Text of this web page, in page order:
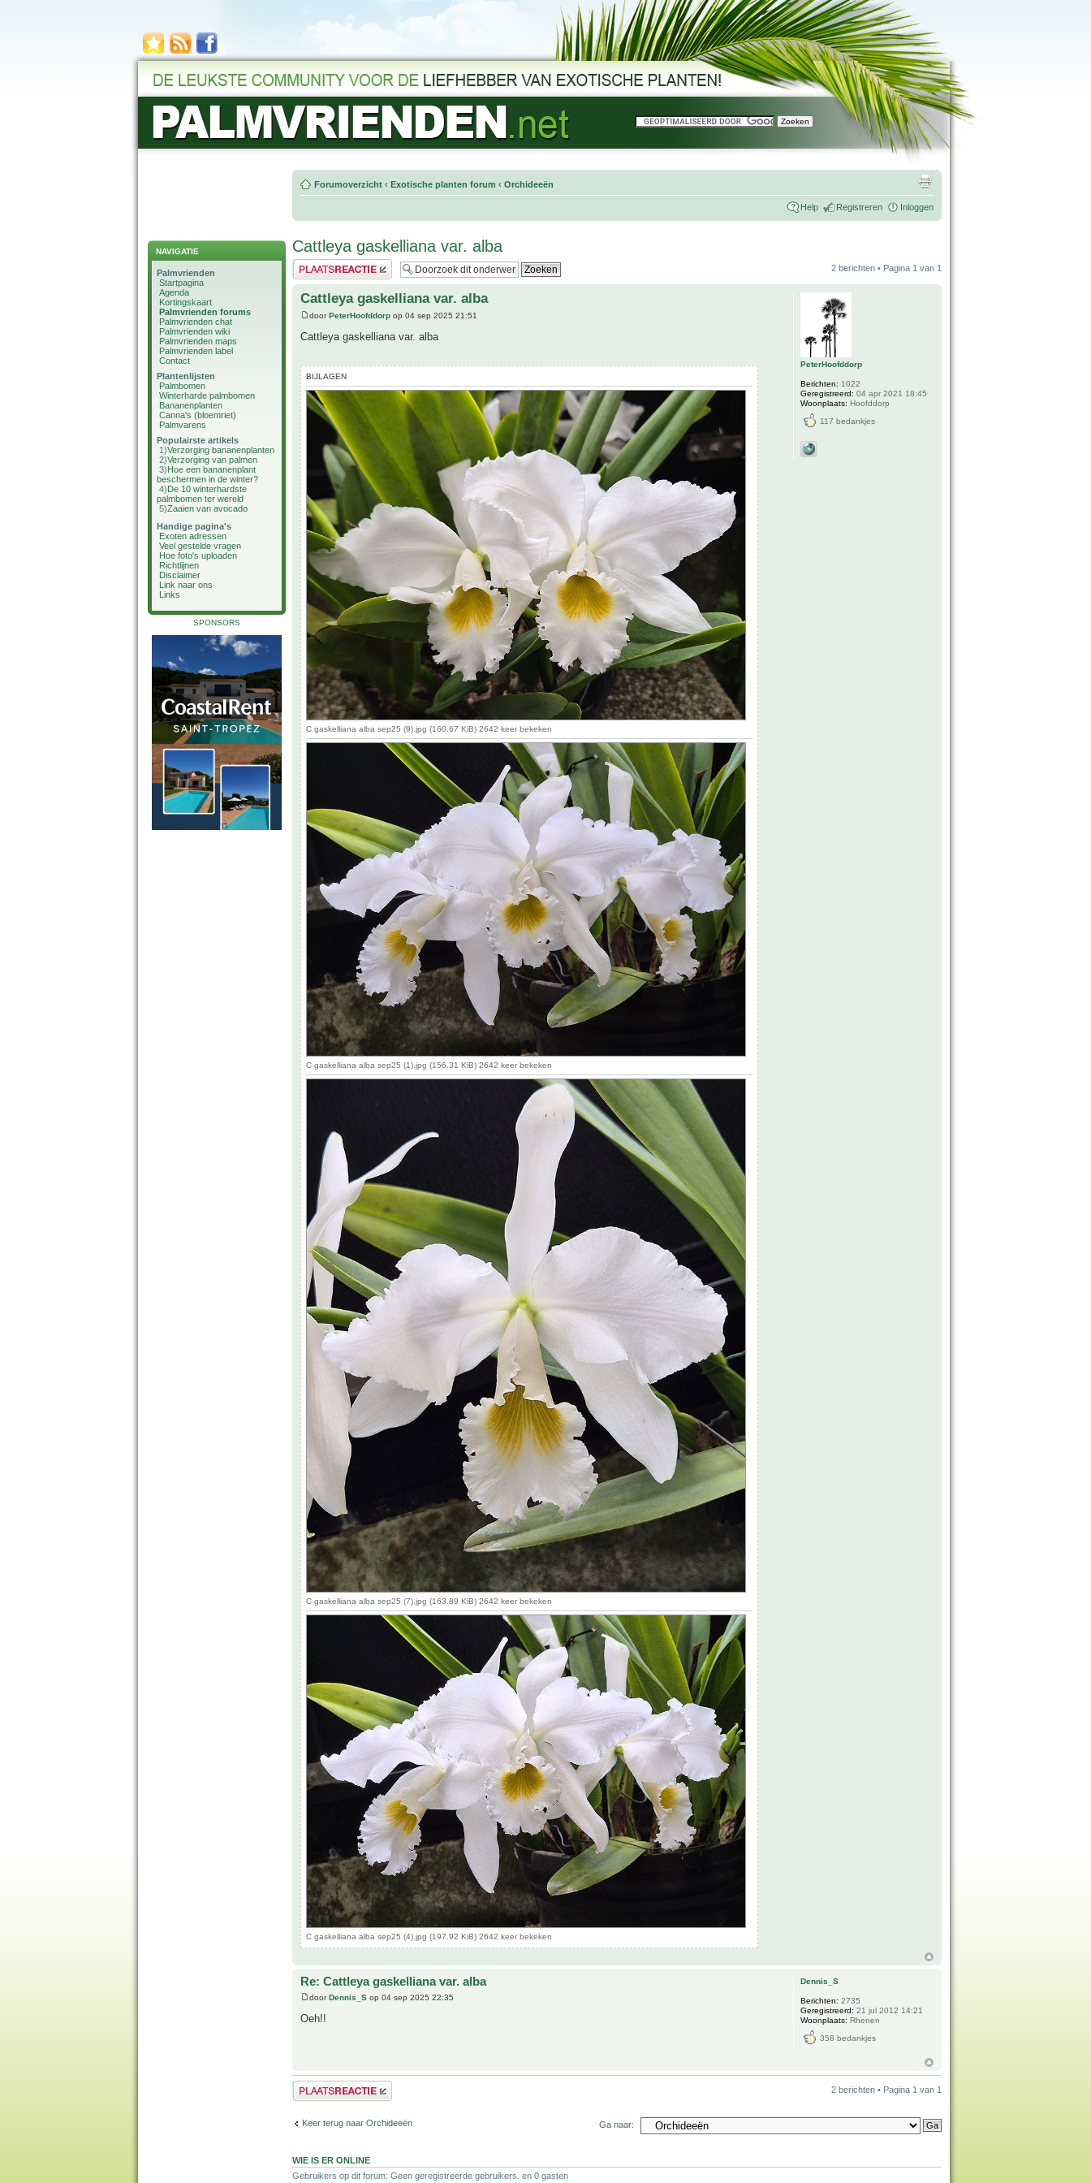
NAVIGATIE
Palmvrienden
Startpagina
Agenda
Kortingskaart
Palmvrienden forums
Palmvrienden chat
Palmvrienden wiki
Palmvrienden maps
Palmvrienden label
Contact
Plantenlijsten
Palmbomen
Winterharde palmbomen
Bananenplanten
Canna's (bloemriet)
Palmvarens
Populairste artikels
1)Verzorging bananenplanten
2)Verzorging van palmen
3)Hoe een bananenplant
beschermen in de winter?
4)De 10 winterhardste
palmbomen ter wereld
5)Zaaien van avocado
Handige pagina's
Exoten adressen
Veel gestelde vragen
Hoe foto's uploaden
Richtlijnen
Disclaimer
Link naar ons
Links
SPONSORS
Forumoverzicht ‹ Exotische planten forum ‹ Orchideeën
Help Registreren Inloggen
Cattleya gaskelliana var. alba
Plaats een reactie 2 berichten • Pagina 1 van 1
Cattleya gaskelliana var. alba
doorPeterHoofddorp op 04 sep 2025 21:51
Cattleya gaskelliana var. alba
BIJLAGEN
C gaskelliana alba sep25 (9).jpg (160.67 KiB) 2642 keer bekeken
C gaskelliana alba sep25 (1).jpg (156.31 KiB) 2642 keer bekeken
C gaskelliana alba sep25 (7).jpg (163.89 KiB) 2642 keer bekeken
C gaskelliana alba sep25 (4).jpg (197.92 KiB) 2642 keer bekeken
PeterHoofddorp
Berichten: 1022
Geregistreerd: 04 apr 2021 18:45
Woonplaats: Hoofddorp
117 bedankjes
Re: Cattleya gaskelliana var. alba
doorDennis_S op 04 sep 2025 22:35
Oeh!!
Dennis_S
Berichten: 2735
Geregistreerd: 21 jul 2012 14:21
Woonplaats: Rhenen
358 bedankjes
Plaats een reactie 2 berichten • Pagina 1 van 1
Keer terug naar Orchideeën Ga naar:
WIE IS ER ONLINE
Gebruikers op dit forum: Geen geregistreerde gebruikers. en 0 gasten